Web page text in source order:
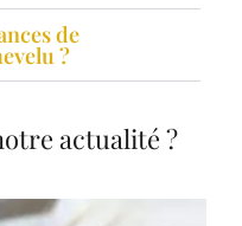
de
?
actualité ?